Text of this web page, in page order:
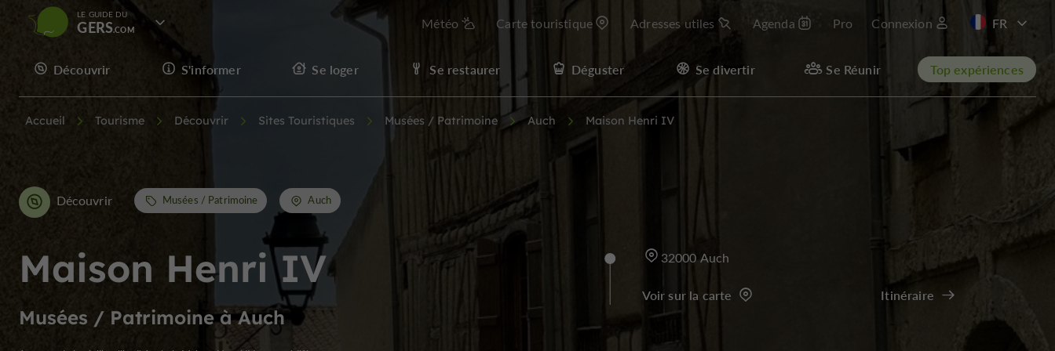
LE GUIDE DU
GERS Météo Carte touristique Adresses utiles Agenda Pro Connexion
EN
Découvrir S'informer Se loger Se restaurer Déguster Se divertir Se Réunir Top expériences
Accueil Tourisme Découvrir Sites Touristiques Musées / Patrimoine Auch Maison Henri IV
Maison Henri IV
Musées / Patrimoine à Auch
Découvrir Musées / Patrimoine Auch
32000 Auch
Voir sur la carte Itinéraire